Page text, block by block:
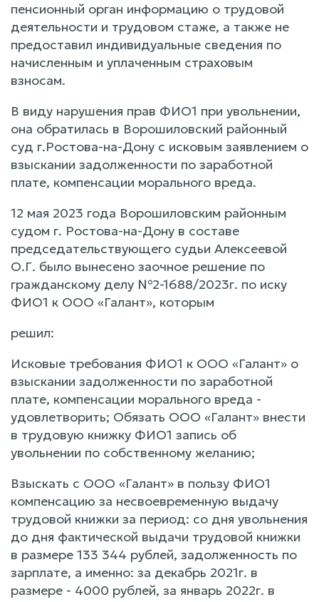
пенсионный орган информацию о трудовой
деятельности и трудовом стаже, а также не
предоставил индивидуальные сведения по
начисленным и уплаченным страховым
взносам.
В виду нарушения прав ФИО1 при увольнении,
она обратилась в Ворошиловский районный
суд г.Ростова-на-Дону с исковым заявлением о
взыскании задолженности по заработной
плате, компенсации морального вреда.
12 мая 2023 года Ворошиловским районным
судом г. Ростова-на-Дону в составе
председательствующего судьи Алексеевой
О.Г. было вынесено заочное решение по
гражданскому делу №2-1688/2023г. по иску
ФИО1 к ООО «Галант», которым
решил:
Исковые требования ФИО1 к ООО «Галант» о
взыскании задолженности по заработной
плате, компенсации морального вреда -
удовлетворить; Обязать ООО «Галант» внести
в трудовую книжку ФИО1 запись об
увольнении по собственному желанию;
Взыскать с ООО «Галант» в пользу ФИО1
компенсацию за несвоевременную выдачу
трудовой книжки за период: со дня увольнения
до дня фактической выдачи трудовой книжки
в размере 133 344 рублей, задолженность по
зарплате, а именно: за декабрь 2021г. в
размере - 4000 рублей, за январь 2022г. в